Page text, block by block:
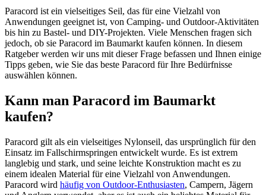
Paracord ist ein vielseitiges Seil, das für eine Vielzahl von
Anwendungen geeignet ist, von Camping- und Outdoor-Aktivitäten
bis hin zu Bastel- und DIY-Projekten. Viele Menschen fragen sich
jedoch, ob sie Paracord im Baumarkt kaufen können. In diesem
Ratgeber werden wir uns mit dieser Frage befassen und Ihnen einige
Tipps geben, wie Sie das beste Paracord für Ihre Bedürfnisse
auswählen können.
Kann man Paracord im Baumarkt
kaufen?
Paracord gilt als ein vielseitiges Nylonseil, das ursprünglich für den
Einsatz im Fallschirmspringen entwickelt wurde. Es ist extrem
langlebig und stark, und seine leichte Konstruktion macht es zu
einem idealen Material für eine Vielzahl von Anwendungen.
Paracord wird häufig von Outdoor-Enthusiasten, Campern, Jägern